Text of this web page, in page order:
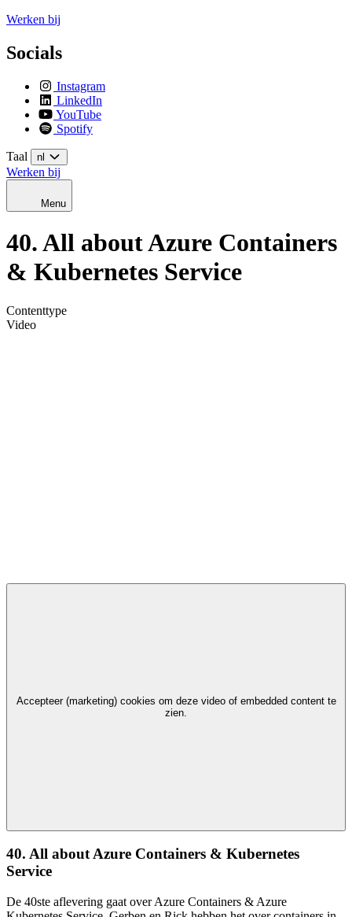
Werken bij
Socials
Instagram
LinkedIn
YouTube
Spotify
Taal nl
Werken bij
Menu
40. All about Azure Containers
& Kubernetes Service
Contenttype
Video
Accepteer (marketing) cookies om deze video of embedded content te
zien.
40. All about Azure Containers & Kubernetes
Service
De 40ste aflevering gaat over Azure Containers & Azure